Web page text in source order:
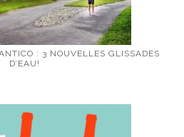
: 3 NOUVELLES GLISSADES
D’EAU!